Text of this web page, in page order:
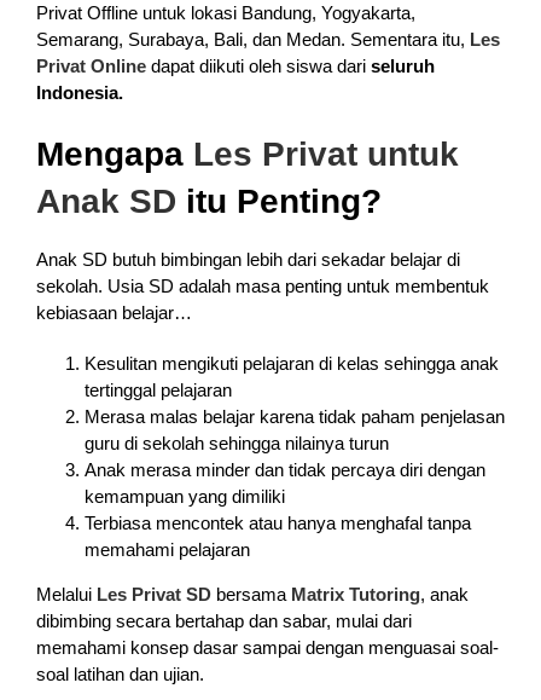
Privat Offline untuk lokasi Bandung, Yogyakarta,
Semarang, Surabaya, Bali, dan Medan. Sementara itu, Les
Privat Onlinedapat diikuti oleh siswa dari seluruh
Indonesia.
Mengapa Les Privat untuk
Anak SD itu Penting?
Anak SD butuh bimbingan lebih dari sekadar belajar di
sekolah. Usia SD adalah masa penting untuk membentuk
kebiasaan belajar…
Kesulitan mengikuti pelajaran di kelas sehingga anak
tertinggal pelajaran
Merasa malas belajar karena tidak paham penjelasan
guru di sekolah sehingga nilainya turun
Anak merasa minder dan tidak percaya diri dengan
kemampuan yang dimiliki
Terbiasa mencontek atau hanya menghafal tanpa
memahami pelajaran
Melalui Les Privat SDbersama Matrix Tutoring, anak
dibimbing secara bertahap dan sabar, mulai dari
memahami konsep dasar sampai dengan menguasai soal-
soal latihan dan ujian.